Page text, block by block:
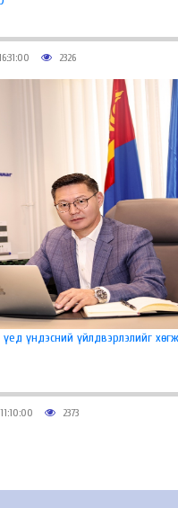
2326
үндэсний үйлдвэрлэлийг
2373